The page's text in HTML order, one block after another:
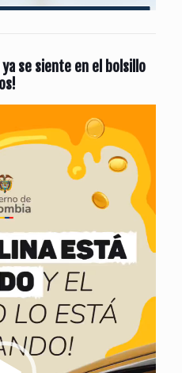
ya se siente en el bolsillo